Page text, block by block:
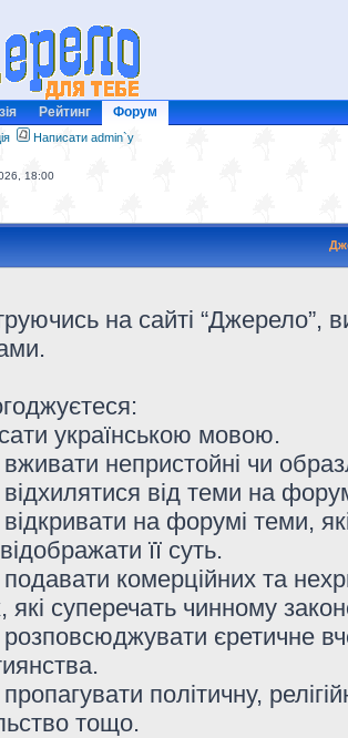
Рейтинг Форум
Написати admin`у
18:00
на сайті “Джерело”,
українською мовою.
непристойні чи
від теми на
на форумі теми,
її суть.
комерційних та
які суперечать чинному
єретичне
політичну,
тощо.